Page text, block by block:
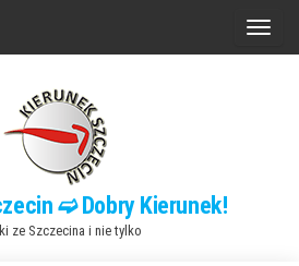
P
➫ Dobry Kierunek!
ze Szczecina i nie tylko